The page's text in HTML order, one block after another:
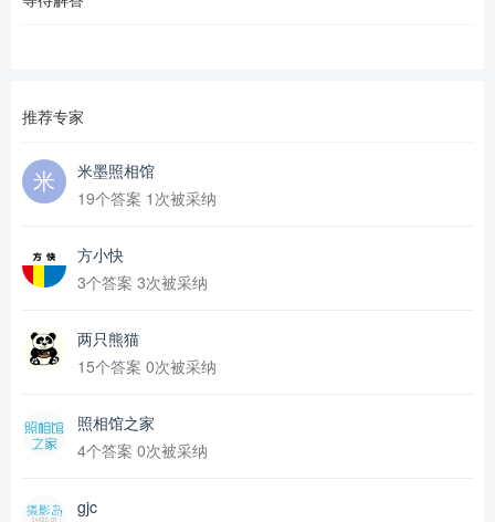
推荐专家
米墨照相馆
19个答案 1次被采纳
方小快
3个答案 3次被采纳
两只熊猫
15个答案 0次被采纳
照相馆之家
4个答案 0次被采纳
gjc